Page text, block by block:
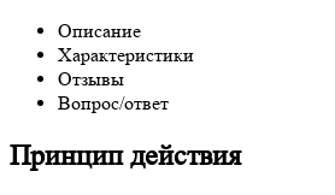
Описание
Характеристики
Отзывы
Вопрос/ответ
Принцип действия